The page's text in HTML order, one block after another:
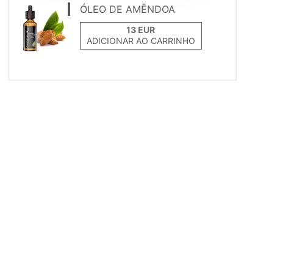
ÓLEO DE AMÊNDOA
ADICIONAR AO CARRINHO